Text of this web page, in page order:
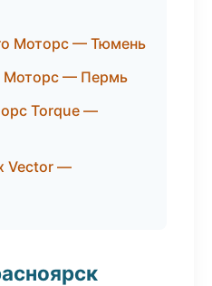
Моторс — Тюмень
Моторс — Пермь
Torque —
Vector —